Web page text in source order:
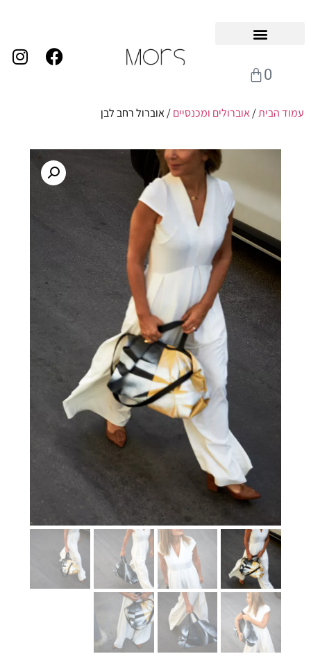
0
עמוד הבית/אוברולים ומכנסיים/ אוברול רחב לבן